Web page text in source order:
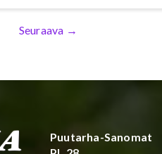
Seuraava →
Puutarha-Sanomat